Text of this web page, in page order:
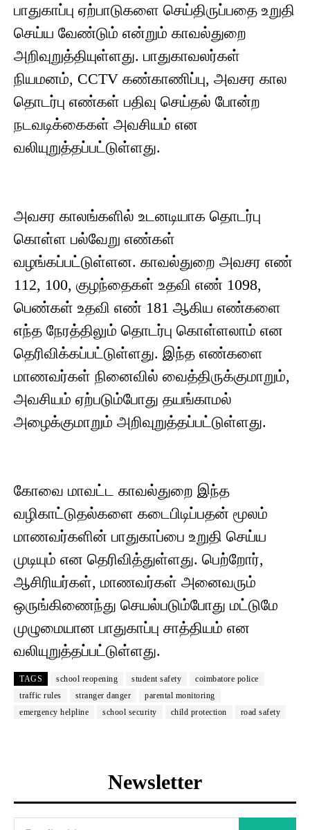
பாதுகாப்பு ஏற்பாடுகளை செய்திருப்பதை உறுதி
செய்ய வேண்டும் என்றும் காவல்துறை
அறிவுறுத்தியுள்ளது. பாதுகாவலர்கள்
நியமனம், CCTV கண்காணிப்பு, அவசர கால
தொடர்பு எண்கள் பதிவு செய்தல் போன்ற
நடவடிக்கைகள் அவசியம் என
வலியுறுத்தப்பட்டுள்ளது.
அவசர காலங்களில் உடனடியாக தொடர்பு
கொள்ள பல்வேறு எண்கள்
வழங்கப்பட்டுள்ளன. காவல்துறை அவசர எண்
112, 100, குழந்தைகள் உதவி எண் 1098,
பெண்கள் உதவி எண் 181 ஆகிய எண்களை
எந்த நேரத்திலும் தொடர்பு கொள்ளலாம் என
தெரிவிக்கப்பட்டுள்ளது. இந்த எண்களை
மாணவர்கள் நினைவில் வைத்திருக்குமாறும்,
அவசியம் ஏற்படும்போது தயங்காமல்
அழைக்குமாறும் அறிவுறுத்தப்பட்டுள்ளது.
கோவை மாவட்ட காவல்துறை இந்த
வழிகாட்டுதல்களை கடைபிடிப்பதன் மூலம்
மாணவர்களின் பாதுகாப்பை உறுதி செய்ய
முடியும் என தெரிவித்துள்ளது. பெற்றோர்,
ஆசிரியர்கள், மாணவர்கள் அனைவரும்
ஒருங்கிணைந்து செயல்படும்போது மட்டுமே
முழுமையான பாதுகாப்பு சாத்தியம் என
வலியுறுத்தப்பட்டுள்ளது.
TAGS school reopening student safety
coimbatore police
traffic rules
stranger danger
parental monitoring
emergency helpline
school security child protection road safety
Newsletter